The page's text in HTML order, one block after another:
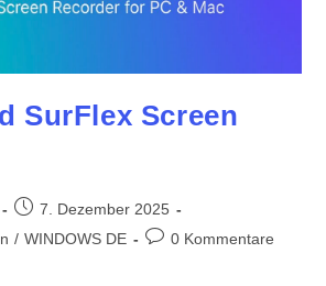
SurFlex Screen
Beitrag
veröffentlicht:
7. Dezember 2025
/ WINDOWS DE
Beitrags-
0 Kommentare